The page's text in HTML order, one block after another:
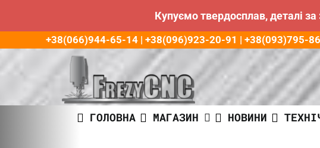
Купуємо твердосплав, деталі
Пропустити
контенту
+38(066)944-65-14 | +38(096)923-20-91 | +38(093)795-
ГОЛОВНА МАГАЗИН НОВИНИ